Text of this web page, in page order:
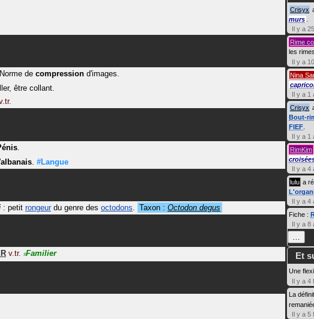
Norme de compression d'images.
être collant.
albanais #Langue
: petit rongeurdu genre des octodons Taxon : Octodon degus
v.tr. #Familier
Crisyx
murs
Il y a
Rime
les
Il y a
Nina
Il y a 1
Crisyx
Bout-
FIEF
Il y a 1
RimKim
Il y a 4
lulu a
Il y a 4
Fiche :
Il y a 8
…
Et
Une
Il y a 4
La
Il y a 5